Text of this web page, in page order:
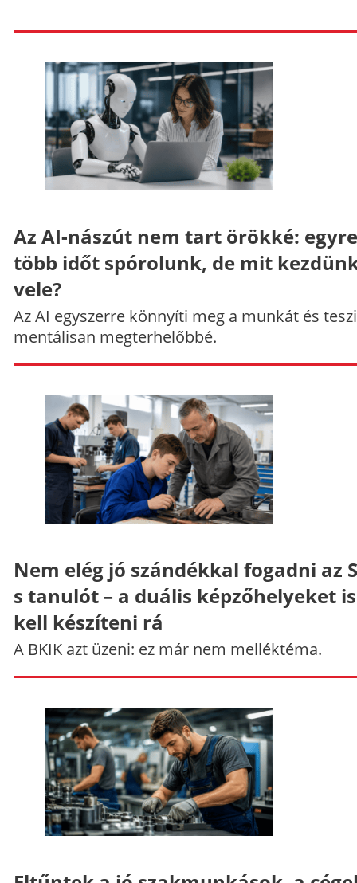
Az AI-nászút nem tart örökké: egyre
több időt spórolunk, de mit
vele?
Az AI egyszerre könnyíti meg a munkát és
mentálisan megterhelőbbé.
Nem elég jó szándékkal fogadni az
s tanulót – a duális képzőhelyeket
kell készíteni rá
A BKIK azt üzeni: ez már nem melléktéma.